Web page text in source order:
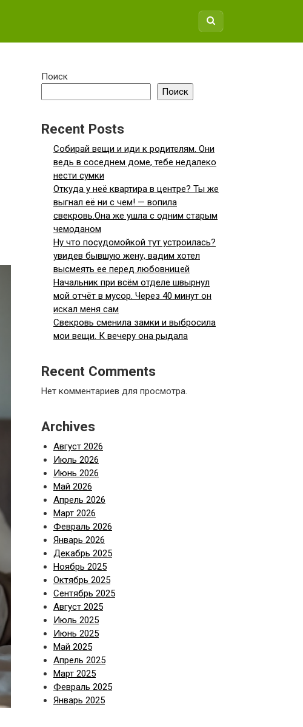
Поиск
Поиск
Recent Posts
Собирай вещи и иди к родителям. Они
ведь в соседнем доме, тебе недалеко
нести сумки
Откуда у неё квартира в центре? Ты же
выгнал её ни с чем! — вопила
свекровь.Она же ушла с одним старым
чемоданом
Ну что посудомойкой тут устроилась?
увидев бывшую жену, вадим хотел
высмеять ее перед любовницей
Начальник при всём отделе швырнул
мой отчёт в мусор. Через 40 минут он
искал меня сам
Свекровь сменила замки и выбросила
мои вещи. К вечеру она рыдала
Recent Comments
Нет комментариев для просмотра.
Archives
Август 2026
Июль 2026
Июнь 2026
Май 2026
Апрель 2026
Март 2026
Февраль 2026
Январь 2026
Декабрь 2025
Ноябрь 2025
Октябрь 2025
Сентябрь 2025
Август 2025
Июль 2025
Июнь 2025
Май 2025
Апрель 2025
Март 2025
Февраль 2025
Январь 2025